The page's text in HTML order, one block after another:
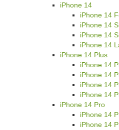
iPhone 14
iPhone 14
iPhone 14
iPhone 14
iPhone 14
iPhone 14 Plus
iPhone 14
iPhone 14
iPhone 14
iPhone 14
iPhone 14 Pro
iPhone 14
iPhone 14